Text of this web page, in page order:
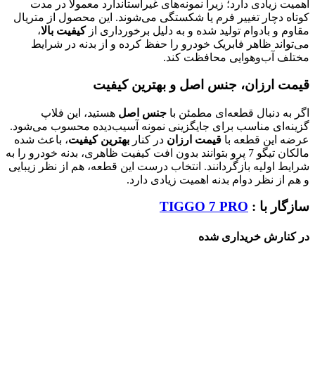
اهمیت زیادی دارد؛ زیرا نمونه‌های غیراستاندارد معمولاً در مدت
کوتاه دچار تغییر فرم یا شکستگی می‌شوند. این محصول از متریال
مقاوم و بادوام تولید شده و به دلیل برخورداری ازکیفیت بالا،
می‌تواند ظاهر فابریک خودرو را حفظ کرده و از بدنه در شرایط
مختلف آب‌وهوایی محافظت کند.
قیمت ارزان، جنس اصل و بهترین کیفیت
اگر به دنبال قطعه‌ای مطمئن با جنس اصل هستید، این فلاپ
گزینه‌ای مناسب برای جایگزینی نمونه آسیب‌دیده محسوب می‌شود.
عرضه این قطعه با قیمت ارزان در کنار بهترین کیفیت، باعث شده
مالکان تیگو 7 پرو بتوانند بدون افت کیفیت ظاهری، بدنه خودرو را به
شرایط اولیه بازگردانند. انتخاب درست این قطعه، هم از نظر زیبایی
و هم از نظر دوام بدنه اهمیت زیادی دارد.
سازگار با : TIGGO 7 PRO
در کنارش خریداری شده